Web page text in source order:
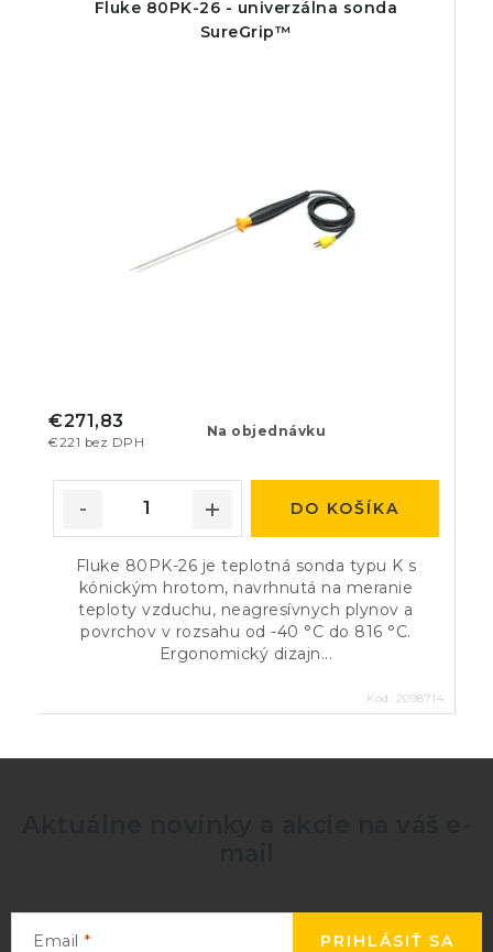
Fluke 80PK-26 - univerzálna sonda
SureGrip™
Na objednávku
€221 bez DPH
€271,83
DO KOŠÍKA
Fluke 80PK-26 je teplotná sonda typu K s
kónickým hrotom, navrhnutá na meranie
teploty vzduchu, neagresívnych plynov a
povrchov v rozsahu od -40 °C do 816 °C.
Ergonomický dizajn...
Kód: 2098714
Email PRIHLÁSIŤ SA